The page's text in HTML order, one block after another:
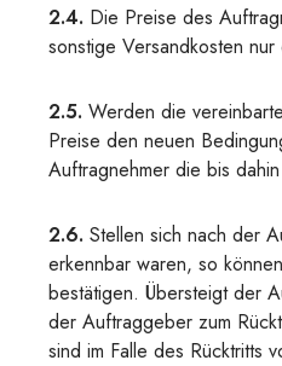
2.4. Die Preise des
sonstige Versandkosten
2.5. Werden die
Preise den neuen
Auftragnehmer die bis
2.6. Stellen sich nach der
erkennbar waren, so
bestätigen. Übersteigt der
der Auftraggeber zum
sind im Falle des Rücktritts